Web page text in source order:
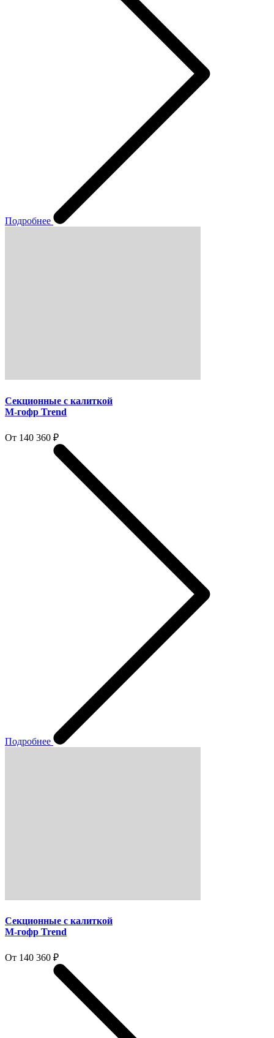
Подробнее
Секционные с калиткой
M-гофр Trend
От 140 360 ₽
Подробнее
Секционные с калиткой
M-гофр Trend
От 140 360 ₽